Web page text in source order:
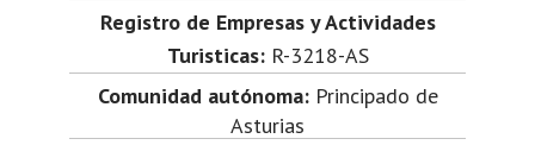
Registro de Empresas y Actividades
Turisticas:R-3218-AS
Comunidad autónoma:Principado de
Asturias